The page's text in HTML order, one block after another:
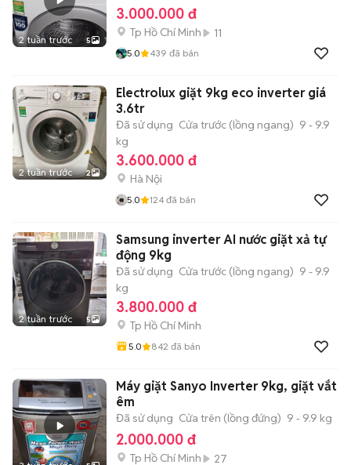
2 tuần trước 5
3.000.000 đ
Tp Hồ Chí Minh 11
5.0 439 đã bán
2 tuần trước 2
Electrolux giặt 9kg eco inverter giá
3.6tr
Đã sử dụng Cửa trước (lồng ngang) 9 - 9.9
kg
3.600.000 đ
Hà Nội
5.0 124 đã bán
2 tuần trước 5
Samsung inverter AI nước giặt xả tự
động 9kg
Đã sử dụng Cửa trước (lồng ngang) 9 - 9.9
kg
3.800.000 đ
Tp Hồ Chí Minh
5.0 842 đã bán
Máy giặt Sanyo Inverter 9kg, giặt vắt
êm
Đã sử dụng Cửa trên (lồng đứng) 9 - 9.9 kg
2.000.000 đ
Tp Hồ Chí Minh 27